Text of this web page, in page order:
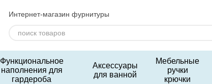
Интернет-магазин фурнитуры
Функциональное
наполнения для
гардероба
Аксессуары
для ванной
Мебельные
ручки
крючки